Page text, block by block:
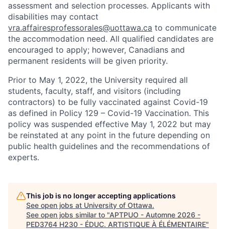
assessment and selection processes. Applicants with
disabilities may contact
vra.affairesprofessorales@uottawa.ca to communicate
the accommodation need. All qualified candidates are
encouraged to apply; however, Canadians and
permanent residents will be given priority.
Prior to May 1, 2022, the University required all
students, faculty, staff, and visitors (including
contractors) to be fully vaccinated against Covid-19
as defined in Policy 129 – Covid-19 Vaccination. This
policy was suspended effective May 1, 2022 but may
be reinstated at any point in the future depending on
public health guidelines and the recommendations of
experts.
This job is no longer accepting applications
See open jobs at University of Ottawa.
See open jobs similar to "APTPUO - Automne 2026 -
PED3764 H230 - ÉDUC. ARTISTIQUE À ÉLÉMENTAIRE"